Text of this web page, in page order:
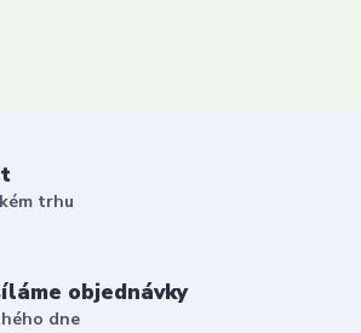
trhu
objednávky
dne